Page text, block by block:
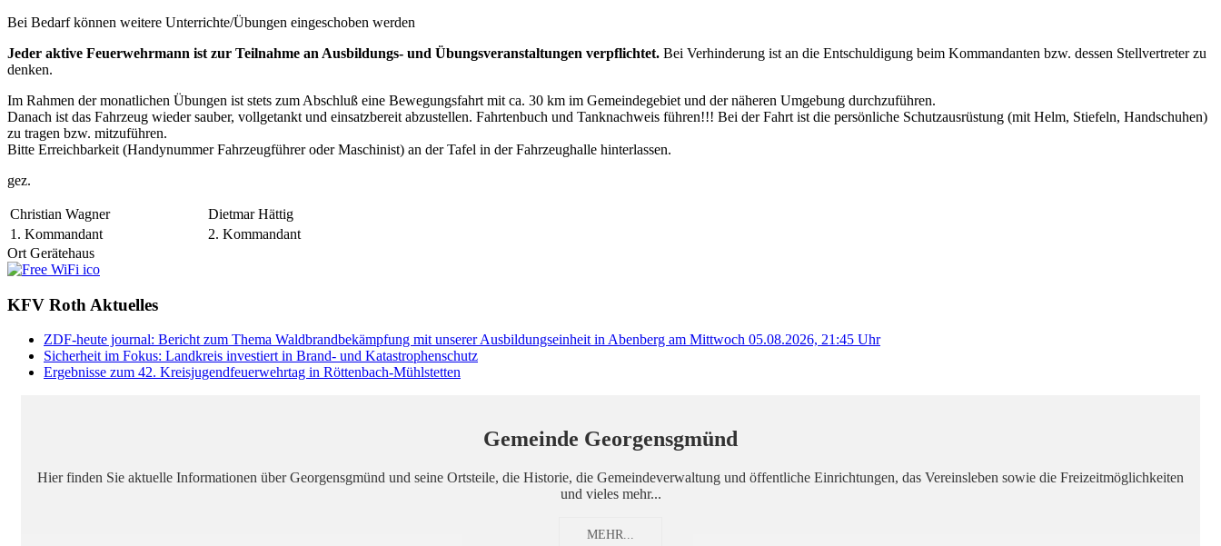
Bei Bedarf können weitere Unterrichte/Übungen eingeschoben werden
Jeder aktive Feuerwehrmann ist zur Teilnahme an Ausbildungs- und Übungsveranstaltungen verpflichtet. Bei Verhinderung ist an die Entschuldigung beim Kommandanten bzw. dessen Stellvertreter zu
denken.
Im Rahmen der monatlichen Übungen ist stets zum Abschluß eine Bewegungsfahrt mit ca. 30 km im Gemeindegebiet und der näheren Umgebung durchzuführen.
Danach ist das Fahrzeug wieder sauber, vollgetankt und einsatzbereit abzustellen. Fahrtenbuch und Tanknachweis führen!!! Bei der Fahrt ist die persönliche Schutzausrüstung (mit Helm, Stiefeln, Handschuhen)
zu tragen bzw. mitzuführen.
Bitte Erreichbarkeit (Handynummer Fahrzeugführer oder Maschinist) an der Tafel in der Fahrzeughalle hinterlassen.
gez.
Christian Wagner
Dietmar Hättig
1. Kommandant
2. Kommandant
Ort Gerätehaus
KFV Roth Aktuelles
ZDF-heute journal: Bericht zum Thema Waldbrandbekämpfung mit unserer Ausbildungseinheit in Abenberg am Mittwoch 05.08.2026, 21:45 Uhr
Sicherheit im Fokus: Landkreis investiert in Brand- und Katastrophenschutz
Ergebnisse zum 42. Kreisjugendfeuerwehrtag in Röttenbach-Mühlstetten
Gemeinde Georgensgmünd
Hier finden Sie aktuelle Informationen über Georgensgmünd und seine Ortsteile, die Historie, die Gemeindeverwaltung und öffentliche Einrichtungen, das Vereinsleben sowie die Freizeitmöglichkeiten
und vieles mehr...
MEHR...